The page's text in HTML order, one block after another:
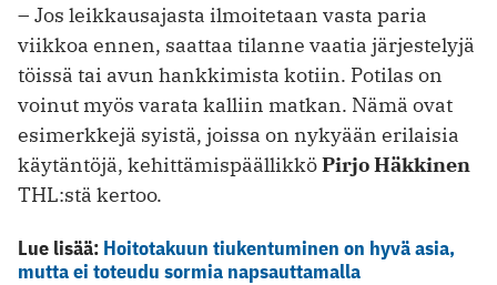
– Jos leikkausajasta ilmoitetaan vasta paria
viikkoa ennen, saattaa tilanne vaatia järjestelyjä
töissä tai avun hankkimista kotiin. Potilas on
voinut myös ­varata kalliin matkan. Nämä ovat
esimerkkejä syistä, joissa on nykyään erilaisia
käytäntöjä, kehittämispäällikköPirjo Häkkinen
THL:stä kertoo.
Lue lisää: Hoitotakuun tiukentuminen on hyvä asia,
mutta ei toteudu sormia napsauttamalla